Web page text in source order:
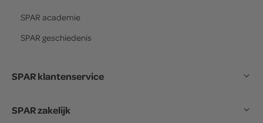
SPAR academie
SPAR geschiedenis
SPAR klantenservice
SPAR zakelijk